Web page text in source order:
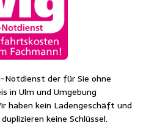
Notdienst der für Sie ohne
in Ulm und Umgebung
haben kein Ladengeschäft und
keine Schlüssel.